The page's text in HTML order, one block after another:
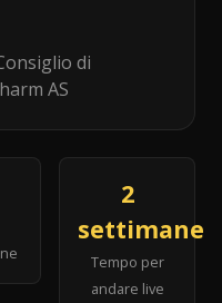
di
AS
2
settimane
Tempo per
andare live